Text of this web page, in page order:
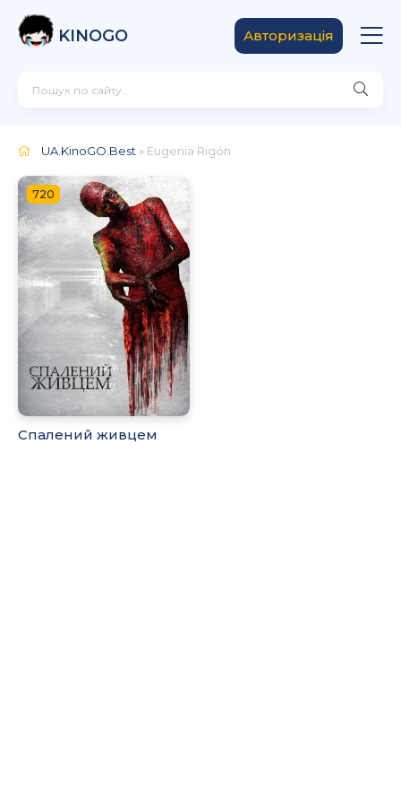
KINOGO Авторизація
UA.KinoGO.Best » Eugenia Rigón
720
Спалений живцем